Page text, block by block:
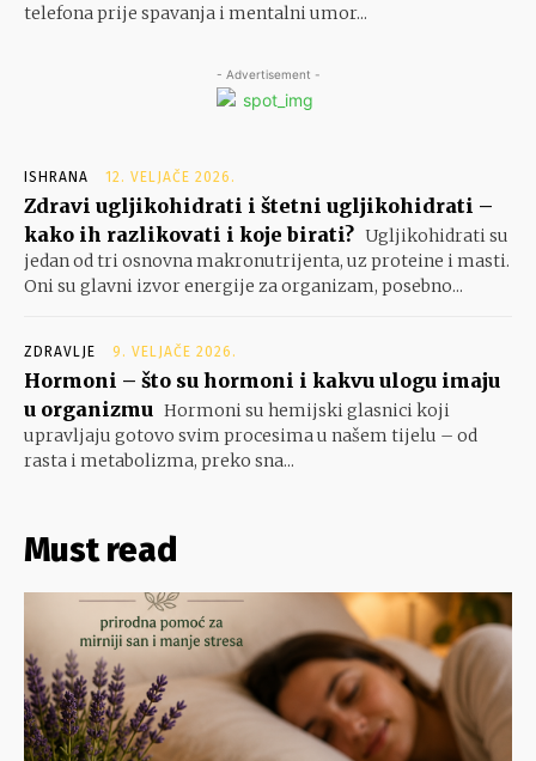
telefona prije spavanja i mentalni umor...
- Advertisement -
ISHRANA 12. VELJAČE 2026.
Zdravi ugljikohidrati i štetni ugljikohidrati –
kako ih razlikovati i koje birati? Ugljikohidrati su
jedan od tri osnovna makronutrijenta, uz proteine i masti.
Oni su glavni izvor energije za organizam, posebno...
ZDRAVLJE 9. VELJAČE 2026.
Hormoni – što su hormoni i kakvu ulogu imaju
u organizmu Hormoni su hemijski glasnici koji
upravljaju gotovo svim procesima u našem tijelu – od
rasta i metabolizma, preko sna...
Must read